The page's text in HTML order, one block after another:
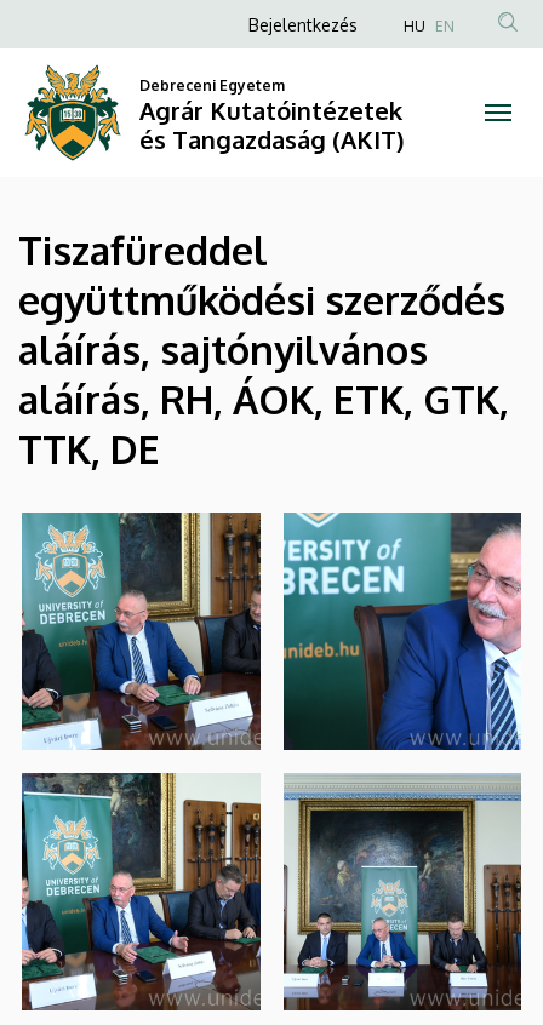
Agrár
Kutatóintézetek
Tangazdaság
(AKIT)
a
tartalomra
Anonim
fiók
menüje
Bejelentkezés HU EN
Debreceni Egyetem
Agrár Kutatóintézetek
és Tangazdaság (AKIT)
Tiszafüreddel
együttműködési szerződés
aláírás, sajtónyilvános
aláírás, RH, ÁOK, ETK, GTK,
TTK, DE